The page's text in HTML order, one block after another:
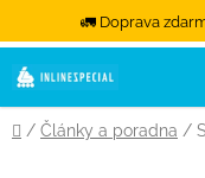
🚛 Doprava
Přejít na obsah
Domů
/ Články a poradna /